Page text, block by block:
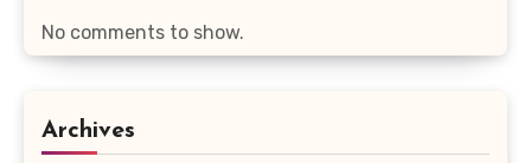
No comments to show.
Archives